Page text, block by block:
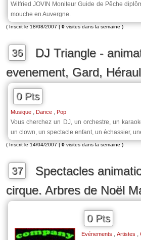
Wilfried JOVIN Moniteur Guide de Pêche
mouche en Auvergne.
( Inscrit le 18/08/2007 | 0 visites dans la semaine )
36
DJ Triangle -
evenement, Gard,
0 Pts
Musique , Dance , Pop
Vous cherchez un DJ, un orchestre, un
un clown, un spectacle enfant, un échassier,
( Inscrit le 14/04/2007 | 0 visites dans la semaine )
37
Spectacles
cirque. Arbres de Noël
0 Pts
Evénements , Artistes ,